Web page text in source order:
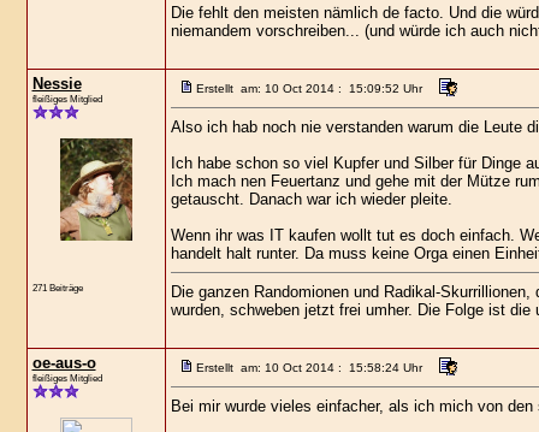
Die fehlt den meisten nämlich de facto. Und die
niemandem vorschreiben... (und würde ich auch
Nessie
fleißiges Mitglied
271 Beiträge
Erstellt am: 10 Oct 2014 : 15:09:52 Uhr
Also ich hab noch nie verstanden warum die Leute
Ich habe schon so viel Kupfer und Silber für Dinge
Ich mach nen Feuertanz und gehe mit der Mütze
getauscht. Danach war ich wieder pleite.
Wenn ihr was IT kaufen wollt tut es doch einfach.
handelt halt runter. Da muss keine Orga einen
Die ganzen Randomionen und Radikal-
wurden, schweben jetzt frei umher. Die Folge ist
oe-aus-o
fleißiges Mitglied
Erstellt am: 10 Oct 2014 : 15:58:24 Uhr
Bei mir wurde vieles einfacher, als ich mich von